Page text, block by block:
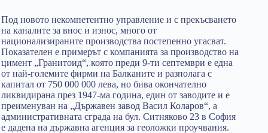
Под новото некомпетентно управление и с прекъсването
на каналите за внос и износ, много от
национализираните производства постепенно угасват.
Показателен е примерът с компанията за производство на
цимент „Гранитоид“, която преди 9-ти септември е една
от най-големите фирми на Балканите и разполага с
капитал от 750 000 000 лева, но бива окончателно
ликвидирана през 1947-ма година, един от заводите и е
преименуван на „Държавен завод Васил Коларов“, а
административната сграда на бул. Ситняково 23 в София
е дадена на държавна агенция за геоложки проучвания.